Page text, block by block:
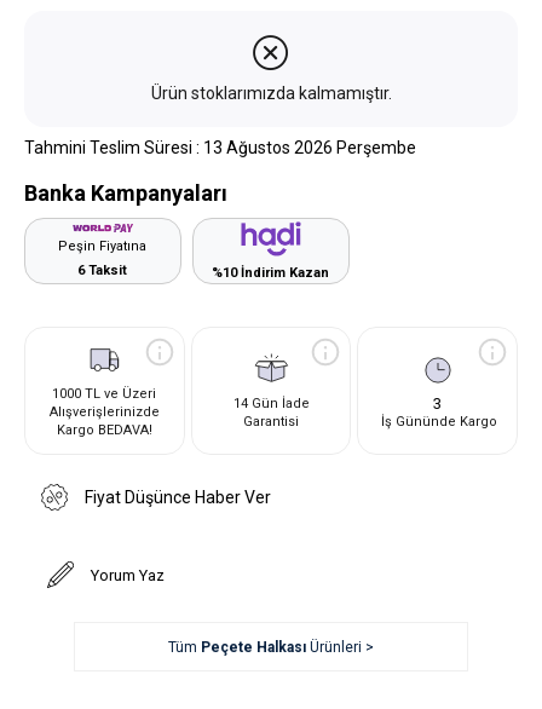
Ürün stoklarımızda kalmamıştır.
Tahmini Teslim Süresi : 13 Ağustos 2026 Perşembe
Banka Kampanyaları
Peşin Fiyatına
6 Taksit
%10 İndirim Kazan
1000 TL ve Üzeri
Alışverişlerinizde
Kargo BEDAVA!
14 Gün İade
Garantisi
3
İş Gününde Kargo
Fiyat Düşünce Haber Ver
Yorum Yaz
Tüm Peçete HalkasıÜrünleri >